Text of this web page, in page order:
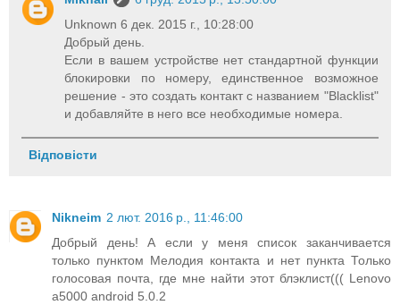
Unknown 6 дек. 2015 г., 10:28:00
Добрый день.
Если в вашем устройстве нет стандартной функции
блокировки по номеру, единственное возможное
решение - это создать контакт с названием "Blacklist"
и добавляйте в него все необходимые номера.
Відповісти
Nikneim 2 лют. 2016 р., 11:46:00
Добрый день! А если у меня список заканчивается
только пунктом Мелодия контакта и нет пункта Только
голосовая почта, где мне найти этот блэклист((( Lenovo
a5000 android 5.0.2